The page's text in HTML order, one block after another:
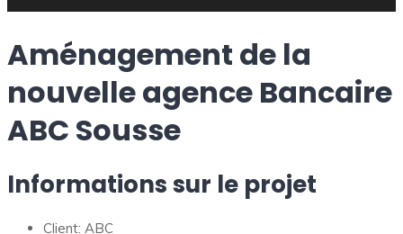
Aménagement de la
nouvelle agence Bancaire
ABC Sousse
Informations sur le projet
Client: ABC